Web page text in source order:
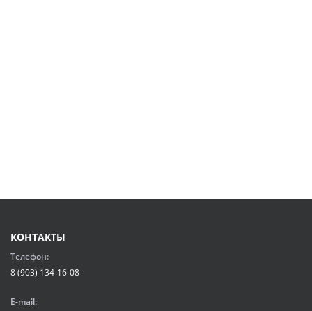
КОНТАКТЫ
Телефон:
8 (903) 134-16-08
E-mail: